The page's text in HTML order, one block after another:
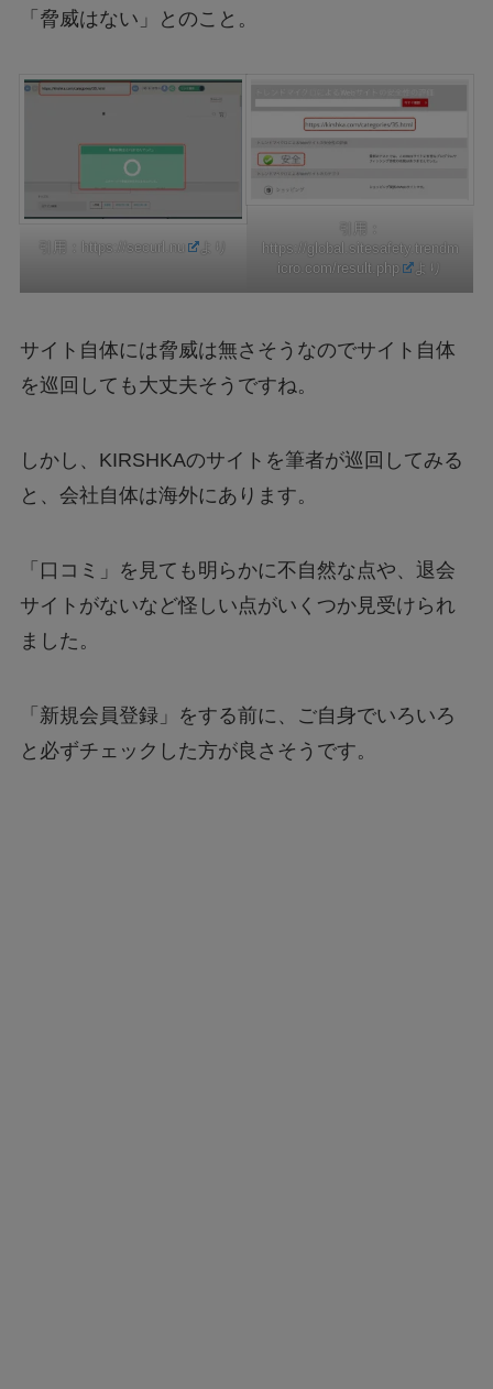
「脅威はない」とのこと。
引用： https://securl.nu より
https://global.sitesafety.trendm
icro.com/result.php
より
サイト自体には脅威は無さそうなのでサイト自体
を巡回しても大丈夫そうですね。
しかし、KIRSHKAのサイトを筆者が巡回してみる
と、会社自体は海外にあります。
「口コミ」を見ても明らかに不自然な点や、退会
サイトがないなど怪しい点がいくつか見受けられ
ました。
「新規会員登録」をする前に、ご自身でいろいろ
と必ずチェックした方が良さそうです。